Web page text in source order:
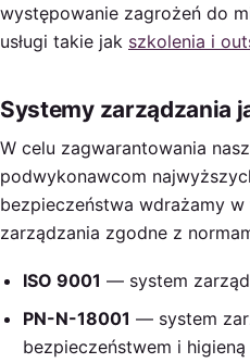
występowanie zagrożeń do
usługi takie jak szkolenia i
Systemy zarządzania
W celu zagwarantowania
podwykonawcom
bezpieczeństwa wdrażamy
zarządzania zgodne z
ISO 9001 — system
PN-N-18001 — system
bezpieczeństwem i higieną